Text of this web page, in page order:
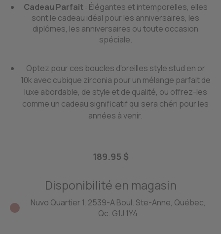
Cadeau Parfait: Élégantes et intemporelles, elles
sont le cadeau idéal pour les anniversaires, les
diplômes, les anniversaires ou toute occasion
spéciale.
Optez pour ces boucles d'oreilles style stud en or
10k avec cubique zirconia pour un mélange parfait de
luxe abordable, de style et de qualité, ou offrez-les
comme un cadeau significatif qui sera chéri pour les
années à venir.
189.95 $
Disponibilité en magasin
Nuvo Quartier 1, 2539-A Boul. Ste-Anne, Québec,
Qc. G1J 1Y4